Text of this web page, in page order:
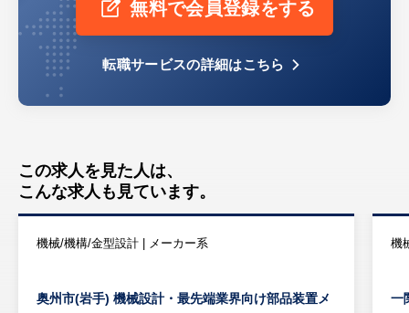
無料で会員登録をする
転職サービスの詳細はこちら
この求人を見た人は、
こんな求人も見ています。
機械/機構/金型設計 | メーカー系
奥州市(岩手) 機械設計・最先端業界向け部品装置メ
機
一